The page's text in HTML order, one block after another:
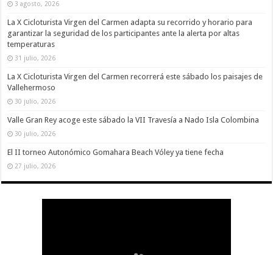
3 agosto, 2026
La X Cicloturista Virgen del Carmen adapta su recorrido y horario para
garantizar la seguridad de los participantes ante la alerta por altas
temperaturas
31 julio, 2026
La X Cicloturista Virgen del Carmen recorrerá este sábado los paisajes de
Vallehermoso
30 julio, 2026
Valle Gran Rey acoge este sábado la VII Travesía a Nado Isla Colombina
30 julio, 2026
El II torneo Autonómico Gomahara Beach Vóley ya tiene fecha
27 julio, 2026